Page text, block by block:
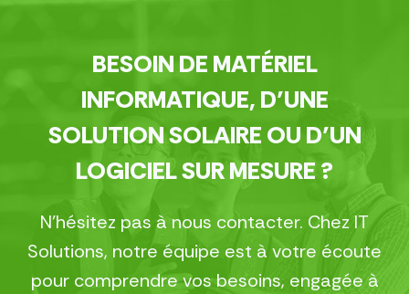
BESOIN DE MATÉRIEL
INFORMATIQUE, D’UNE
SOLUTION SOLAIRE OU D’UN
LOGICIEL SUR MESURE ?
N’hésitez pas à nous contacter. Chez IT
Solutions, notre équipe est à votre écoute
pour comprendre vos besoins, engagée à